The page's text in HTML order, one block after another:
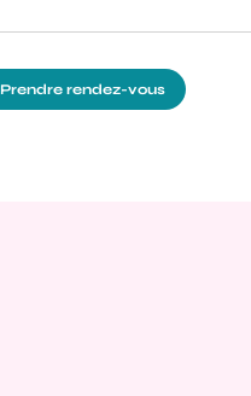
Prendre rendez-vous